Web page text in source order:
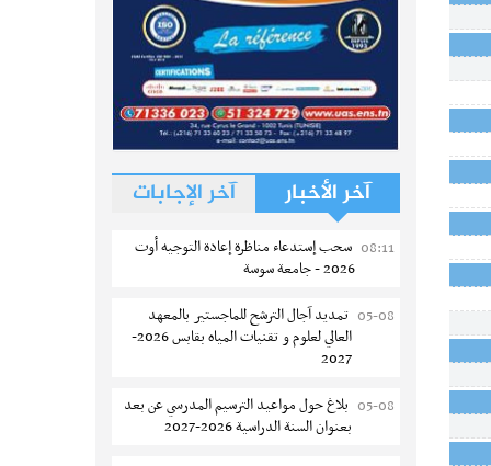
آخر الأخبار آخر الإجابات
08:11 سحب إستدعاء مناظرة إعادة التوجيه أوت
2026 - جامعة سوسة
05-08 تمديد آجال الترشح للماجستير بالمعهد
العالي لعلوم و تقنيات المياه بقابس 2026-
2027
05-08 بلاغ حول مواعيد الترسيم المدرسي عن بعد
بعنوان السنة الدراسية 2026-2027